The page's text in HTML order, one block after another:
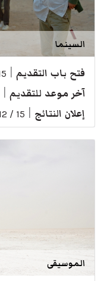
السينما
فتح باب التقديم / 2026
آخر موعد للتقديم
إعلان النتائج 15 / 12 / 2026
الموسيقى